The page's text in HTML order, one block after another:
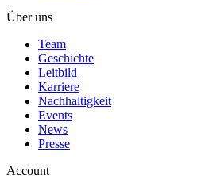
Über uns
Team
Geschichte
Leitbild
Karriere
Nachhaltigkeit
Events
News
Presse
Account